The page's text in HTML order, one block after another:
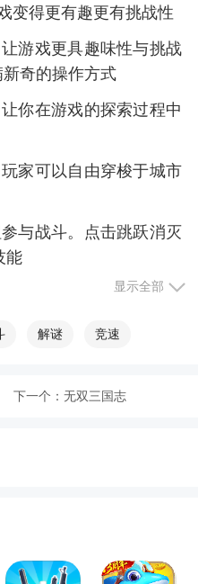
变得更有趣更有挑战性
游戏更具趣味性与挑战
奇的操作方式
你在游戏的探索过程中
家可以自由穿梭于城市
与战斗。点击跳跃消灭
能
强大而独特的敌人进行
，游戏提供了超多英雄
提升属性，实力，守卫
显示全部
解谜 竞速
下一个： 无双三国志